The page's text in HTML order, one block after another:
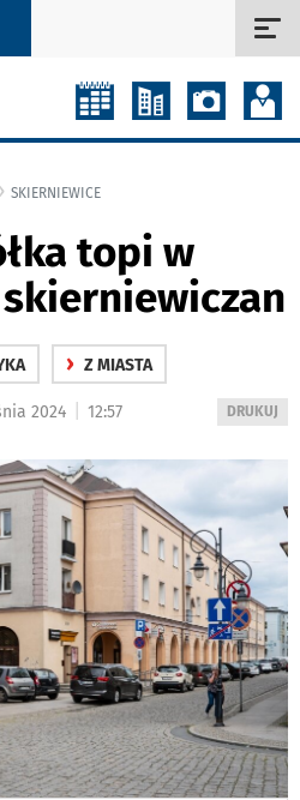
SKIERNIEWICE
topi w
› Z MIASTA
WYDRUKUJ
DRUKUJ
2024 12:57